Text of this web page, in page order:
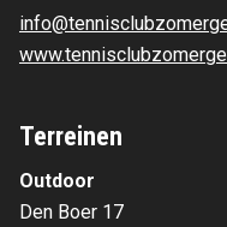
Terreinen
Outdoor
Den Boer 17